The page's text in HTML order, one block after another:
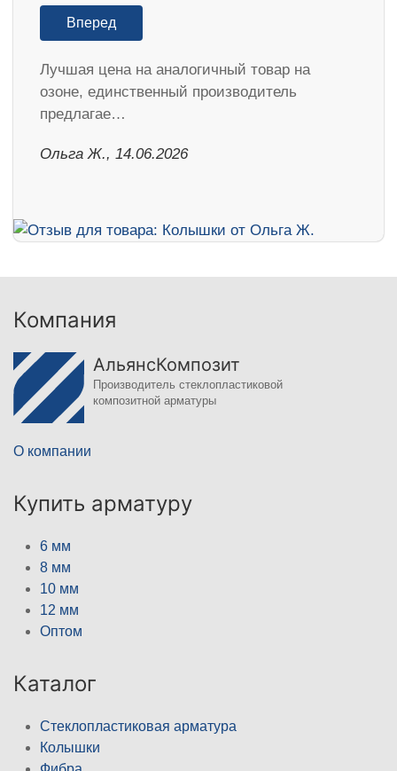
Вперед
Лучшая цена на аналогичный товар на
озоне, единственный производитель
предлагае…
Ольга Ж., 14.06.2026
Компания
АльянсКомпозит
Производитель стеклопластиковой
композитной арматуры
О компании
Купить арматуру
6 мм
8 мм
10 мм
12 мм
Оптом
Каталог
Стеклопластиковая арматура
Колышки